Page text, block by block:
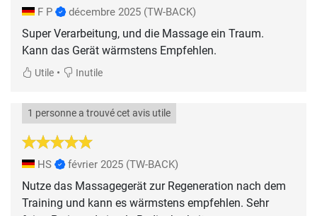
F P décembre 2025 (TW-BACK)
Super Verarbeitung, und die Massage ein Traum.
Kann das Gerät wärmstens Empfehlen.
Utile • Inutile
1 personne a trouvé cet avis utile
HS février 2025 (TW-BACK)
Nutze das Massagegerät zur Regeneration nach dem
Training und kann es wärmstens empfehlen. Sehr